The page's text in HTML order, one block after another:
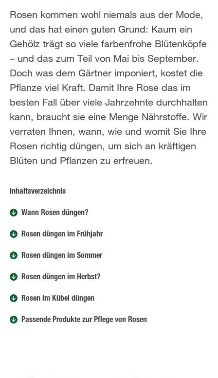
Rosen kommen wohl niemals aus der Mode,
und das hat einen guten Grund: Kaum ein
Gehölz trägt so viele farbenfrohe Blütenköpfe
– und das zum Teil von Mai bis September.
Doch was dem Gärtner imponiert, kostet die
Pflanze viel Kraft. Damit Ihre Rose das im
besten Fall über viele Jahrzehnte durchhalten
kann, braucht sie eine Menge Nährstoffe. Wir
verraten Ihnen, wann, wie und womit Sie Ihre
Rosen richtig düngen, um sich an kräftigen
Blüten und Pflanzen zu erfreuen.
Inhaltsverzeichnis
Wann Rosen düngen?
Rosen düngen im Frühjahr
Rosen düngen im Sommer
Rosen düngen im Herbst?
Rosen im Kübel düngen
Passende Produkte zur Pflege von Rosen